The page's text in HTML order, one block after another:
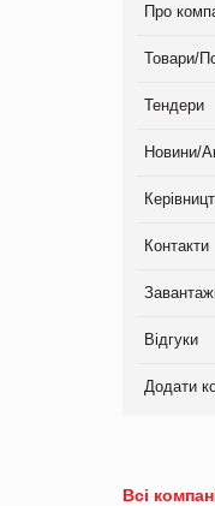
Про
Товари/
Тендери
Новини/
Контакти
Відгуки
Додати
Всі